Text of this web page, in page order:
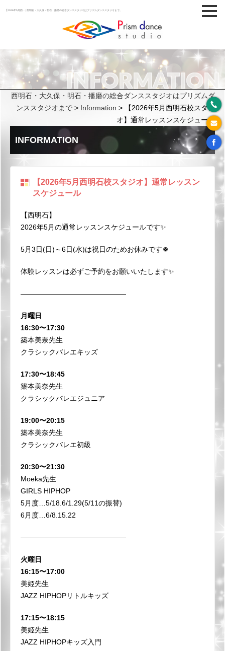
【2026年5月西… | 西明石・大久保・明石・播磨の総合ダンススタジオはプリズムダンススタジオまで。
INFORMATION
西明石・大久保・明石・播磨の総合ダンススタジオはプリズムダ
ンススタジオまで > Information >
【2026年5月西明石校スタジ
オ】通常レッスンスケジュール
INFORMATION
【2026年5月西明石校スタジオ】通常レッスン
スケジュール
【西明石】
2026年5月の通常レッスンスケジュールです✨
5月3日(日)～6日(水)は祝日のためお休みです🍀
体験レッスンは必ずご予約をお願いいたします✨
———————————————
月曜日
16:30〜17:30
築本美奈先生
クラシックバレエキッズ
17:30〜18:45
築本美奈先生
クラシックバレエジュニア
19:00〜20:15
築本美奈先生
クラシックバレエ初級
20:30〜21:30
Moeka先生
GIRLS HIPHOP
5月度…5/18.6/1.29(5/11の振替)
6月度…6/8.15.22
———————————————
火曜日
16:15〜17:00
美姫先生
JAZZ HIPHOPリトルキッズ
17:15〜18:15
美姫先生
JAZZ HIPHOPキッズ入門